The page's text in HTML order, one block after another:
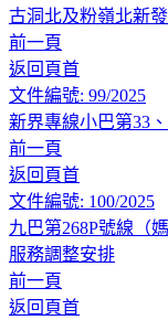
古洞北及粉嶺北新
前一頁
返回頁首
文件編號: 99/2025
新界專線小巴第33
前一頁
返回頁首
文件編號: 100/2025
九巴第268P號線（
服務調整安排
前一頁
返回頁首